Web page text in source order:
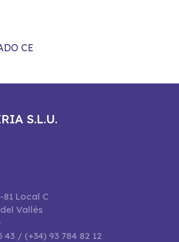
CE
S.L.U.
Local C
Vallès
43 / (+34) 93 784 82 12